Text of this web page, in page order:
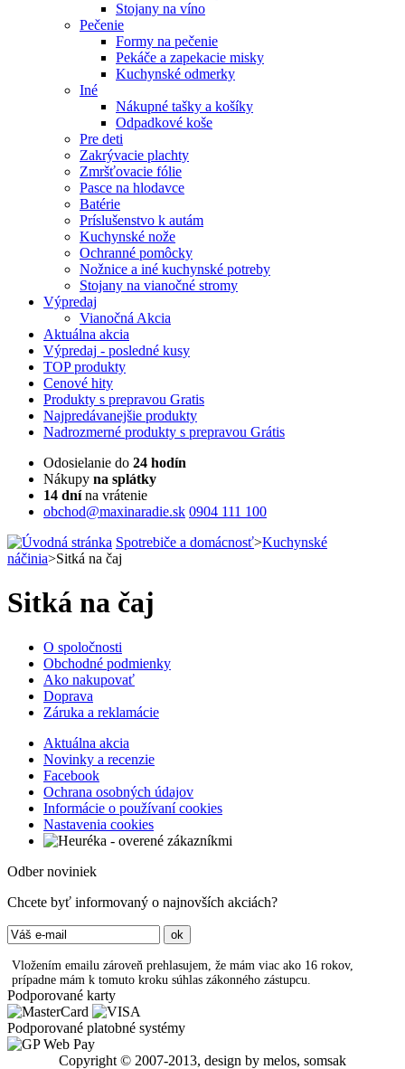
Stojany na víno
Pečenie
Formy na pečenie
Pekáče a zapekacie misky
Kuchynské odmerky
Iné
Nákupné tašky a košíky
Odpadkové koše
Pre deti
Zakrývacie plachty
Zmršťovacie fólie
Pasce na hlodavce
Batérie
Príslušenstvo k autám
Kuchynské nože
Ochranné pomôcky
Nožnice a iné kuchynské potreby
Stojany na vianočné stromy
Výpredaj
Vianočná Akcia
Aktuálna akcia
Výpredaj - posledné kusy
TOPprodukty
Cenové hity
Produkty s prepravou Gratis
Najpredávanejšie produkty
Nadrozmerné produkty s prepravou Grátis
Odosielanie do 24 hodín
Nákupy na splátky
14 dnína vrátenie
obchod@maxinaradie.sk 0904 111 100
Spotrebiče a domácnosť>Kuchynské
náčinia>Sitká na čaj
Sitká na čaj
O spoločnosti
Obchodné podmienky
Ako nakupovať
Doprava
Záruka a reklamácie
Aktuálna akcia
Novinky a recenzie
Facebook
Ochrana osobných údajov
Informácie o používaní cookies
Nastavenia cookies
Odber noviniek
Chcete byť informovaný o najnovších akciách?
Vložením emailu zároveň prehlasujem, že mám viac ako 16 rokov,
prípadne mám k tomuto kroku súhlas zákonného zástupcu.
Podporované karty
Podporované platobné systémy
Copyright © 2007-2013, design by melos, somsak